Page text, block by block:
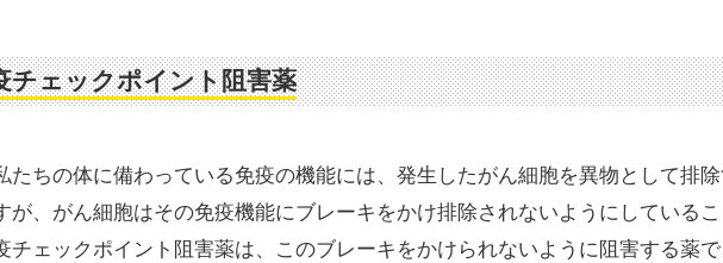
チェックポイント阻害薬
たちの体に備わっている免疫の機能には、発生したがん細胞を異物として排
が、がん細胞はその免疫機能にブレーキをかけ排除されないようにしている
チェックポイント阻害薬は、このブレーキをかけられないように阻害する薬